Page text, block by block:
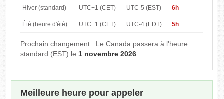
Hiver (standard) UTC+1 (CET) UTC-5 (EST) 6h
Été (heure d'été) UTC+1 (CET) UTC-4 (EDT) 5h
Prochain changement : Le Canada passera à l'heure
standard (EST) le1 novembre 2026.
Meilleure heure pour appeler